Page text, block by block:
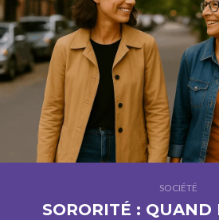
SOCIÉTÉ
SORORITÉ : QUAND